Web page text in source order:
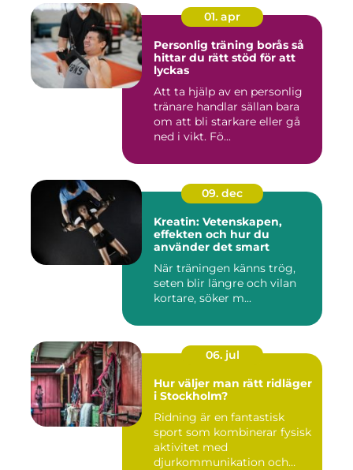
01. apr
Personlig träning borås så
hittar du rätt stöd för att
lyckas
Att ta hjälp av en personlig
tränare handlar sällan bara
om att bli starkare eller gå
ned i vikt. Fö...
09. dec
Kreatin: Vetenskapen,
effekten och hur du
använder det smart
När träningen känns trög,
seten blir längre och vilan
kortare, söker m...
06. jul
Hur väljer man rätt ridläger
i Stockholm?
Ridning är en fantastisk
sport som kombinerar fysisk
aktivitet med
djurkommunikation och